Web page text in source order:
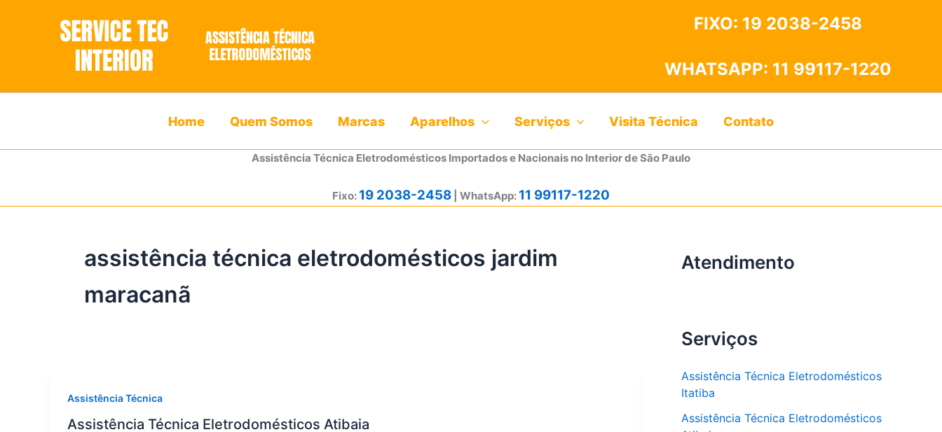
FIXO: 19 2038-2458
WHATSAPP: 11 99117-1220
Home Quem Somos Marcas Aparelhos Serviços Visita Técnica Contato
Assistência Técnica Eletrodomésticos Importados e Nacionais no Interior de São Paulo
Fixo: 19 2038-2458 | WhatsApp: 11 99117-1220
assistência técnica eletrodomésticos jardim
maracanã
Assistência Técnica
Assistência Técnica Eletrodomésticos Atibaia
Atendimento
Serviços
Assistência Técnica Eletrodomésticos
Itatiba
Assistência Técnica Eletrodomésticos